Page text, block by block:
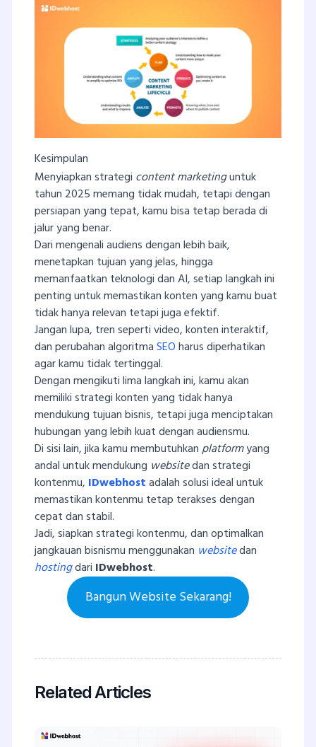
Kesimpulan
Menyiapkan strategi content marketinguntuk
tahun 2025 memang tidak mudah, tetapi dengan
persiapan yang tepat, kamu bisa tetap berada di
jalur yang benar.
Dari mengenali audiens dengan lebih baik,
menetapkan tujuan yang jelas, hingga
memanfaatkan teknologi dan AI, setiap langkah ini
penting untuk memastikan konten yang kamu buat
tidak hanya relevan tetapi juga efektif.
Jangan lupa, tren seperti video, konten interaktif,
dan perubahan algoritmaSEOharus diperhatikan
agar kamu tidak tertinggal.
Dengan mengikuti lima langkah ini, kamu akan
memiliki strategi konten yang tidak hanya
mendukung tujuan bisnis, tetapi juga menciptakan
hubungan yang lebih kuat dengan audiensmu.
Di sisi lain, jika kamu membutuhkanplatformyang
andal untuk mendukung websitedan strategi
kontenmu, IDwebhostadalah solusi ideal untuk
memastikan kontenmu tetap terakses dengan
cepat dan stabil.
Jadi, siapkan strategi kontenmu, dan optimalkan
jangkauan bisnismu menggunakan websitedan
hostingdari IDwebhost.
Bangun Website Sekarang!
Related Articles